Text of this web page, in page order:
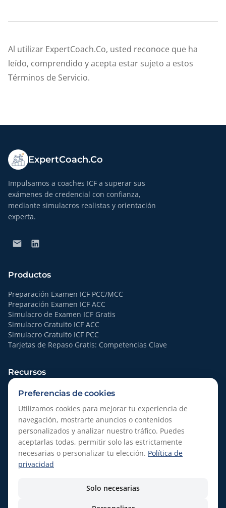
Al utilizar ExpertCoach.Co, usted reconoce que ha
leído, comprendido y acepta estar sujeto a estos
Términos de Servicio.
ExpertCoach.Co
Impulsamos a coaches ICF a superar sus
exámenes de credencial con confianza,
mediante simulacros realistas y orientación
experta.
Productos
Preparación Examen ICF PCC/MCC
Preparación Examen ICF ACC
Simulacro de Examen ICF Gratis
Simulacro Gratuito ICF ACC
Simulacro Gratuito ICF PCC
Tarjetas de Repaso Gratis: Competencias Clave
Recursos
Recursos
Legal
Política de Privacidad
Condiciones del Servicio
Política de Devoluciones
Preferencias de cookies
Utilizamos cookies para mejorar tu experiencia de
navegación, mostrarte anuncios o contenidos
personalizados y analizar nuestro tráfico. Puedes
aceptarlas todas, permitir solo las estrictamente
necesarias o personalizar tu elección. Política de
privacidad
Solo necesarias